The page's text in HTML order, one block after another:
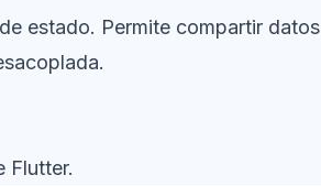
estado. Permite compartir datos
Flutter.